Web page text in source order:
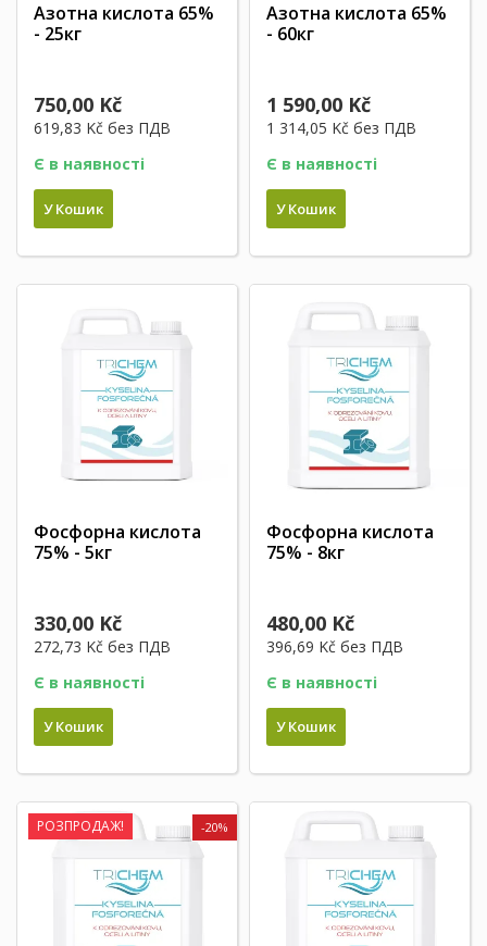
Азотна кислота 65%
- 25кг
750,00 Kč
619,83 Kč без ПДВ
Є в наявності
У Кошик
Азотна кислота 65%
- 60кг
1 590,00 Kč
1 314,05 Kč без ПДВ
Є в наявності
У Кошик
Фосфорна кислота
75% - 5кг
330,00 Kč
272,73 Kč без ПДВ
Є в наявності
У Кошик
Фосфорна кислота
75% - 8кг
480,00 Kč
396,69 Kč без ПДВ
Є в наявності
У Кошик
РОЗПРОДАЖ! -20%